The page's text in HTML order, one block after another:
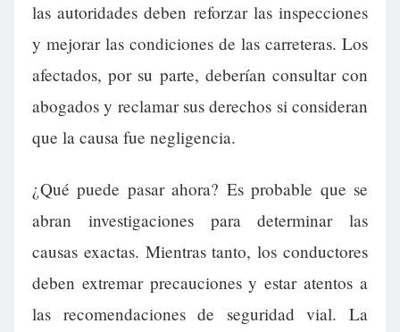
las autoridades deben reforzar las inspecciones
y mejorar las condiciones de las carreteras. Los
afectados, por su parte, deberían consultar con
abogados y reclamar sus derechos si consideran
que la causa fue negligencia.
¿Qué puede pasar ahora? Es probable que se
abran investigaciones para determinar las
causas exactas. Mientras tanto, los conductores
deben extremar precauciones y estar atentos a
las recomendaciones de seguridad vial. La